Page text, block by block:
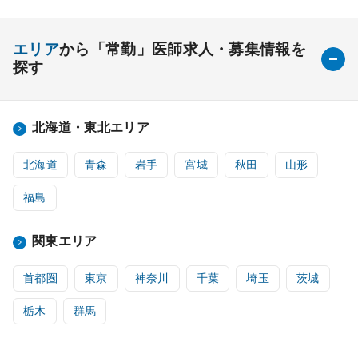
エリアから「常勤」医師求人・募集情報を
探す
北海道・東北エリア
北海道 青森 岩手 宮城 秋田 山形
福島
関東エリア
首都圏 東京 神奈川 千葉 埼玉 茨城
栃木 群馬